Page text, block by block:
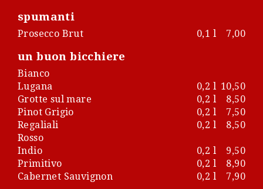
spumanti
Prosecco Brut 0,1 l 7,00
un buon bicchiere
Bianco
Lugana
0,2 l 10,50
Grotte sul mare
0,2 l
8,50
Pinot Grigio
0,2 l
7,50
Regaliali
0,2 l
8,50
Rosso
Indio
0,2 l
9,50
Primitivo
0,2 l
8,90
Cabernet Sauvignon
0,2 l 7,90